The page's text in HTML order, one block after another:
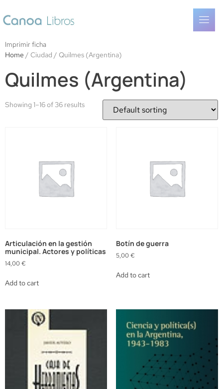
Imprimir ficha
Home / Ciudad / Quilmes (Argentina)
Quilmes (Argentina)
Showing 1–16 of 36 results
Articulación en la gestión
municipal. Actores y políticas
14,00€
Add to cart
Botín de guerra
5,00€
Add to cart